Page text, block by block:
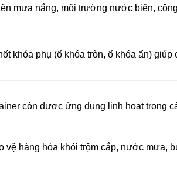
mưa nắng, môi trường nước biển,
khóa phụ (ổ khóa tròn, ổ khóa ẩn)
còn được ứng dụng linh hoạt trong
vệ hàng hóa khỏi trộm cắp, nước mưa,